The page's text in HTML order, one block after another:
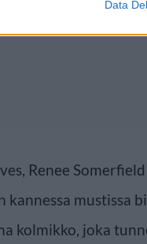
Data
Renee
mustissa
kolmikko, joka